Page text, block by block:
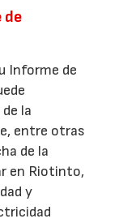
de
Informe de
la
entre otras
de la
en Riotinto,
y